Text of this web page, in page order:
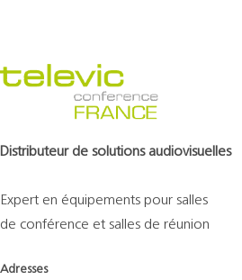
Distributeur de solutions audiovisuelles
Expert en équipements pour salles
de conférence et salles de réunion
Adresses